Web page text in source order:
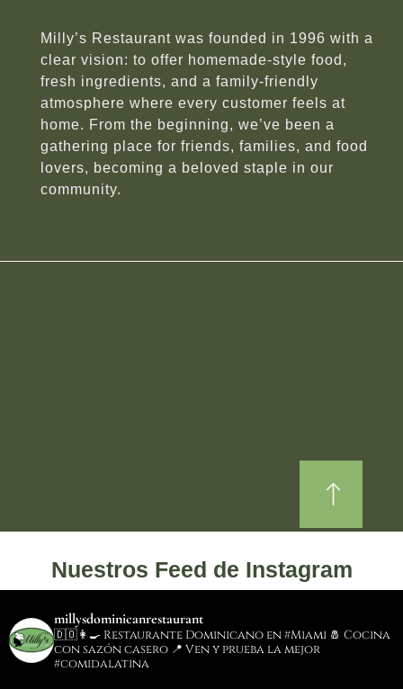
Milly’s Restaurant was founded in 1996 with a
clear vision: to offer homemade-style food,
fresh ingredients, and a family-friendly
atmosphere where every customer feels at
home. From the beginning, we’ve been a
gathering place for friends, families, and food
lovers, becoming a beloved staple in our
community.
Nuestros Feed de Instagram
millysdominicanrestaurant
🇩🇴👩‍🍳 Restaurante Dominicano en #Miami 🧂 Cocina
con sazón casero 📍 Ven y prueba la mejor
#comidalatina